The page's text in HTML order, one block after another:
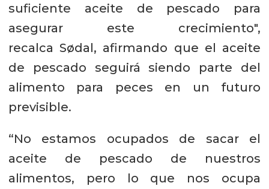
suficiente aceite de pescado para
asegurar este crecimiento",
recalca Sødal, afirmando que el aceite
de pescado seguirá siendo parte del
alimento para peces en un futuro
previsible.
“No estamos ocupados de sacar el
aceite de pescado de nuestros
alimentos, pero lo que nos ocupa